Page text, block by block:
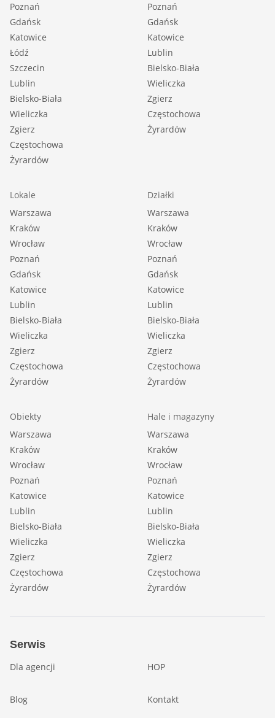
Poznań
Gdańsk
Katowice
Łódź
Szczecin
Lublin
Bielsko-Biała
Wieliczka
Zgierz
Częstochowa
Żyrardów
Poznań
Gdańsk
Katowice
Lublin
Bielsko-Biała
Wieliczka
Zgierz
Częstochowa
Żyrardów
Lokale
Warszawa
Kraków
Wrocław
Poznań
Gdańsk
Katowice
Lublin
Bielsko-Biała
Wieliczka
Zgierz
Częstochowa
Żyrardów
Działki
Warszawa
Kraków
Wrocław
Poznań
Gdańsk
Katowice
Lublin
Bielsko-Biała
Wieliczka
Zgierz
Częstochowa
Żyrardów
Obiekty
Warszawa
Kraków
Wrocław
Poznań
Katowice
Lublin
Bielsko-Biała
Wieliczka
Zgierz
Częstochowa
Żyrardów
Hale i magazyny
Warszawa
Kraków
Wrocław
Poznań
Katowice
Lublin
Bielsko-Biała
Wieliczka
Zgierz
Częstochowa
Żyrardów
Serwis
Dla agencji HOP
Blog Kontakt